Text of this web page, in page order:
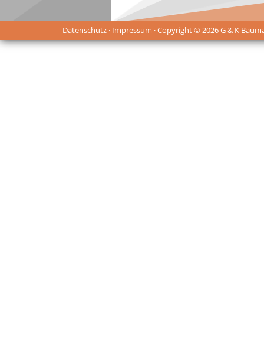
Datenschutz · Impressum · Copyright © 2026 G & K